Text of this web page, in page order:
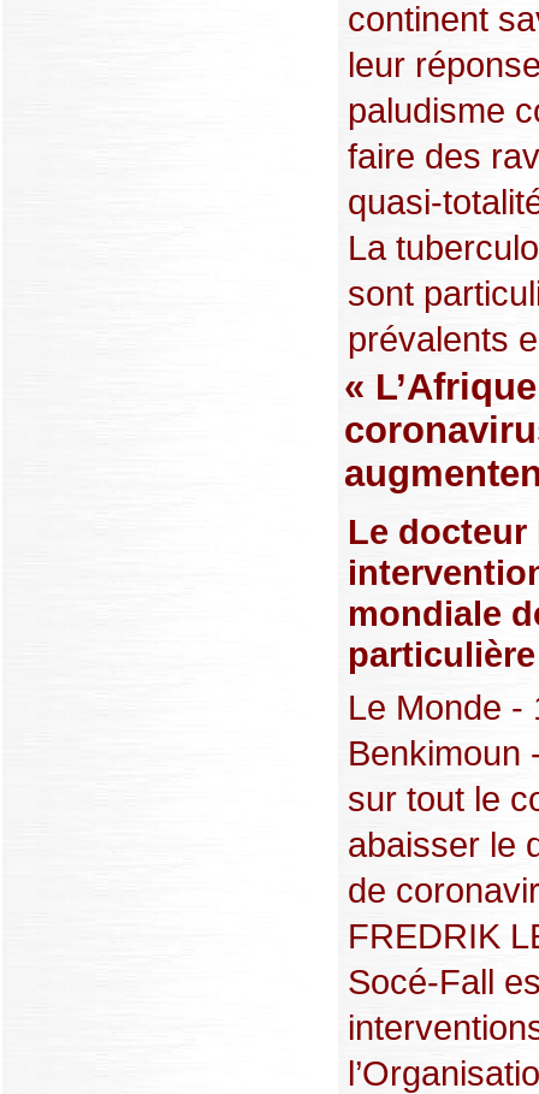
continent
leur
paludisme
faire des
quasi-
La
sont
prévalents
«
Le docteur
mondiale
Le Monde -
Benkimoun
sur tout le
abaisser le
de
FREDRIK
Socé-Fall